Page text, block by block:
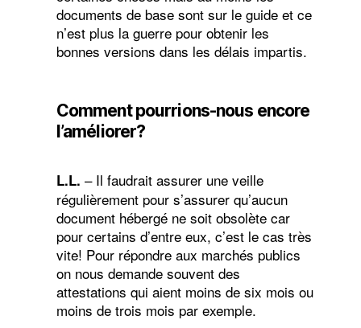
documents de base sont sur le guide et ce
n’est plus la guerre pour obtenir les
bonnes versions dans les délais impartis.
Comment pourrions-nous encore
l’améliorer?
L.L. – Il faudrait assurer une veille
régulièrement pour s’assurer qu’aucun
document hébergé ne soit obsolète car
pour certains d’entre eux, c’est le cas très
vite! Pour répondre aux marchés publics
on nous demande souvent des
attestations qui aient moins de six mois ou
moins de trois mois par exemple.